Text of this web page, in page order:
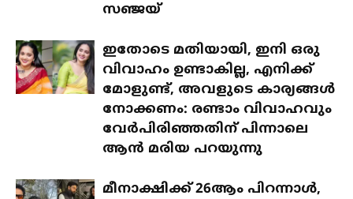
സഞ്ജയ്
ഇതോടെ മതിയായി, ഇനി ഒരു
വിവാഹം ഉണ്ടാകില്ല, എനിക്ക്
മോളുണ്ട്, അവളുടെ കാര്യങ്ങൾ
നോക്കണം: രണ്ടാം വിവാഹവും
വേർപിരിഞ്ഞതിന് പിന്നാലെ
ആൻ മരിയ പറയുന്നു
മീനാക്ഷിക്ക് 26ആം പിറന്നാൾ,